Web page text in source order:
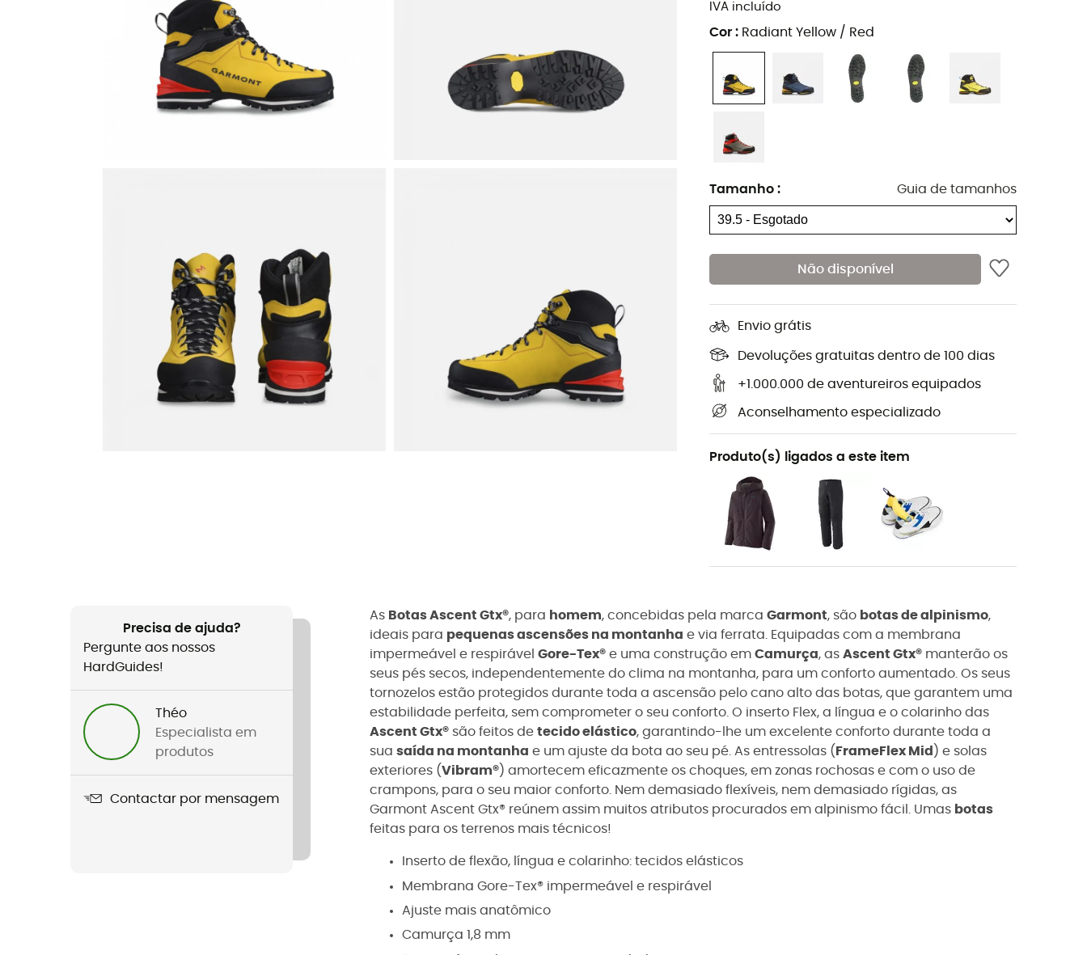
IVA incluído
Cor : Radiant Yellow / Red
Tamanho : Guia de tamanhos
Não disponível
Envio grátis
Devoluções gratuitas dentro de 100 dias
+1.000.000 de aventureiros equipados
Aconselhamento especializado
Produto(s) ligados a este item
Precisa de ajuda?
Pergunte aos nossos
HardGuides!
Théo
Especialista em
produtos
Contactar por mensagem
As Botas Ascent Gtx®, para homem, concebidas pela marca Garmont, são botas de alpinismo,
ideais para pequenas ascensões na montanha e via ferrata. Equipadas com a membrana
impermeável e respirável Gore-Tex® e uma construção em Camurça, as Ascent Gtx® manterão os
seus pés secos, independentemente do clima na montanha, para um conforto aumentado. Os seus
tornozelos estão protegidos durante toda a ascensão pelo cano alto das botas, que garantem uma
estabilidade perfeita, sem comprometer o seu conforto. O inserto Flex, a língua e o colarinho das
Ascent Gtx® são feitos de tecido elástico, garantindo-lhe um excelente conforto durante toda a
sua saída na montanha e um ajuste da bota ao seu pé. As entressolas ( FrameFlex Mid ) e solas
exteriores (Vibram®) amortecem eficazmente os choques, em zonas rochosas e com o uso de
crampons, para o seu maior conforto. Nem demasiado flexíveis, nem demasiado rígidas, as
Garmont Ascent Gtx® reúnem assim muitos atributos procurados em alpinismo fácil. Umas botas
feitas para os terrenos mais técnicos!
Inserto de flexão, língua e colarinho: tecidos elásticos
Membrana Gore-Tex® impermeável e respirável
Ajuste mais anatômico
Camurça 1,8 mm